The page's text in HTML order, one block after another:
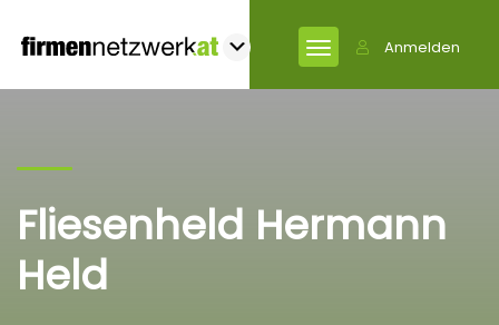
Anmelden
Fliesenheld Hermann
Held